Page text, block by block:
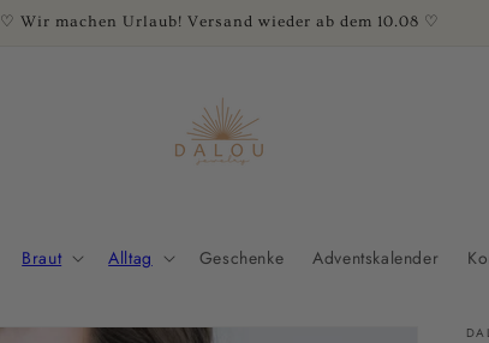
♡ Wir machen Urlaub! Versand wieder ab dem 10.08 ♡
Braut Alltag Geschenke Adventskalender